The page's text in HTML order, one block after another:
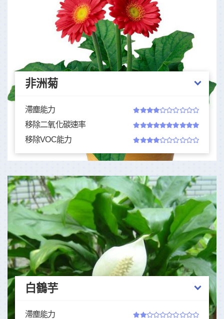
非洲菊
滯塵能力
移除二氧化碳速率
移除VOC能力
白鶴芋
滯塵能力